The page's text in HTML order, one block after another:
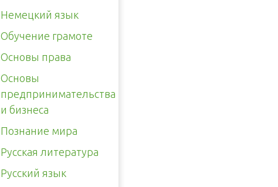
Немецкий язык
Обучение грамоте
Основы права
Основы
предпринимательства
и бизнеса
Познание мира
Русская литература
Русский язык